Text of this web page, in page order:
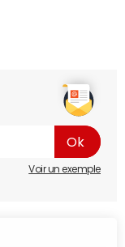
Voir un exemple